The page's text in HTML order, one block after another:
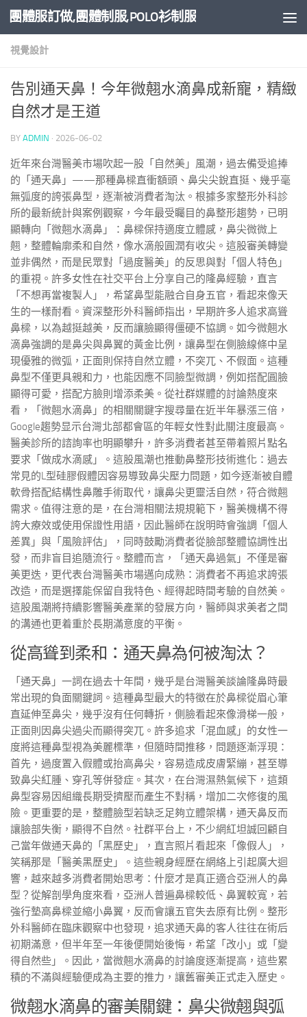
Skip to content
團體服訂做,團體制服,POLO衫制服
視覺設計
告別通天鼻！今年微翹水滴鼻成新寵，精緻
自然才是王道
BY ADMIN · 2026-06-02
近年來台灣醫美市場吹起一股「自然美」風潮，過去備受追捧
的「通天鼻」——那種鼻樑直衝額頭、鼻尖尖銳直挺、幾乎毫
無弧度的誇張鼻型，逐漸被消費者淘汰。根據多家整形外科診
所的最新統計與案例觀察，今年最受矚目的鼻整形趨勢，已明
顯轉向「微翹水滴鼻」：鼻樑保持適度立體感，鼻尖微微上
翹，整體輪廓柔和自然，像水滴般圓潤有收尖。這股審美轉變
並非偶然，而是民眾對「過度醫美」的反思與對「個人特色」
的重視。許多女性在社交平台上分享自己的隆鼻經驗，直言
「不想再當複製人」，希望鼻型能融合自身五官，看起來像天
生的一樣耐看。資深整形外科醫師指出，早期許多人追求高聳
鼻樑，以為越挺越美，反而讓臉顯得僵硬不協調。如今微翹水
滴鼻強調的是鼻尖與鼻翼的黃金比例，讓鼻型在側臉線條中呈
現優雅的微弧，正面則保持自然立體，不突兀、不假面。這種
鼻型不僅更具親和力，也能因應不同臉型微調，例如搭配圓臉
顯得可愛，搭配方臉則增添柔美。從社群媒體的討論熱度來
看，「微翹水滴鼻」的相關關鍵字搜尋量在近半年暴漲三倍，
Google趨勢显示台灣北部都會區的年輕女性對此關注度最高。
醫美診所的諮詢率也明顯攀升，許多消費者甚至帶着照片點名
要求「做成水滴感」。這股風潮也推動鼻整形技術進化：過去
常見的L型硅膠假體因容易導致鼻尖壓力問題，如今逐漸被自體
軟骨搭配結構性鼻雕手術取代，讓鼻尖更靈活自然，符合微翹
需求。值得注意的是，在台灣相關法規規範下，醫美機構不得
誇大療效或使用保證性用語，因此醫師在說明時會強調「個人
差異」與「風險評估」，同時鼓勵消費者從臉部整體協調性出
發，而非盲目追隨流行。整體而言，「通天鼻過氣」不僅是審
美更迭，更代表台灣醫美市場邁向成熟：消費者不再追求誇張
改造，而是選擇能保留自我特色、經得起時間考驗的自然美。
這股風潮將持續影響醫美產業的發展方向，醫師與求美者之間
的溝通也更着重於長期滿意度的平衡。
從高聳到柔和：通天鼻為何被淘汰？
「通天鼻」一詞在過去十年間，幾乎是台灣醫美談論隆鼻時最
常出現的負面關鍵詞。這種鼻型最大的特徵在於鼻樑從眉心筆
直延伸至鼻尖，幾乎沒有任何轉折，側臉看起來像滑梯一般，
正面則因鼻尖過尖而顯得突兀。許多追求「混血感」的女性一
度將這種鼻型視為美麗標準，但隨時間推移，問題逐漸浮現：
首先，過度置入假體或抬高鼻尖，容易造成皮膚緊繃，甚至導
致鼻尖紅腫、穿孔等併發症。其次，在台灣濕熱氣候下，這類
鼻型容易因組織長期受擠壓而產生不對稱，增加二次修復的風
險。更重要的是，整體臉型若缺乏足夠立體架構，通天鼻反而
讓臉部失衡，顯得不自然。社群平台上，不少網紅坦誠回顧自
己當年做通天鼻的「黑歷史」，直言照片看起來「像假人」，
笑稱那是「醫美黑歷史」。這些親身經歷在網絡上引起廣大迴
響，越來越多消費者開始思考：什麼才是真正適合亞洲人的鼻
型？從解剖學角度來看，亞洲人普遍鼻樑較低、鼻翼較寬，若
強行墊高鼻樑並縮小鼻翼，反而會讓五官失去原有比例。整形
外科醫師在臨床觀察中也發現，追求通天鼻的客人往往在術后
初期滿意，但半年至一年後便開始後悔，希望「改小」或「變
得自然些」。因此，當微翹水滴鼻的討論度逐漸提高，這些累
積的不滿與經驗便成為主要的推力，讓舊審美正式走入歷史。
微翹水滴鼻的審美關鍵：鼻尖微翹與弧